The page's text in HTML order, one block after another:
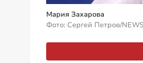
Мария Захарова
Фото: Сергей Петров/